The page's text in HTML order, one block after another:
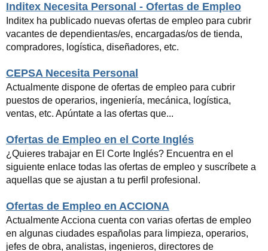
Inditex Necesita Personal - Ofertas de Empleo
Inditex ha publicado nuevas ofertas de empleo para cubrir
vacantes de dependientas/es, encargadas/os de tienda,
compradores, logística, diseñadores, etc.
CEPSA Necesita Personal
Actualmente dispone de ofertas de empleo para cubrir
puestos de operarios, ingeniería, mecánica, logística,
ventas, etc. Apúntate a las ofertas que...
Ofertas de Empleo en el Corte Inglés
¿Quieres trabajar en El Corte Inglés? Encuentra en el
siguiente enlace todas las ofertas de empleo y suscríbete a
aquellas que se ajustan a tu perfil profesional.
Ofertas de Empleo en ACCIONA
Actualmente Acciona cuenta con varias ofertas de empleo
en algunas ciudades españolas para limpieza, operarios,
jefes de obra, analistas, ingenieros, directores de